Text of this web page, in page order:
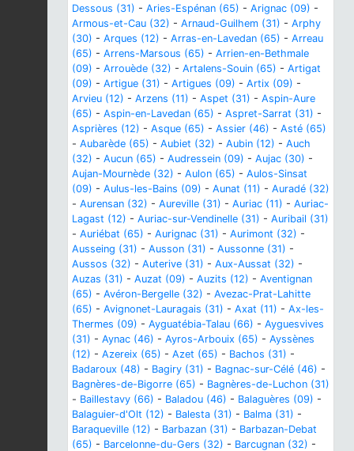
Dessous (31) - Aries-Espénan (65) - Arignac (09) -
Armous-et-Cau (32) - Arnaud-Guilhem (31) - Arphy
(30) - Arques (12) - Arras-en-Lavedan (65) - Arreau
(65) - Arrens-Marsous (65) - Arrien-en-Bethmale
(09) - Arrouède (32) - Artalens-Souin (65) - Artigat
(09) - Artigue (31) - Artigues (09) - Artix (09) -
Arvieu (12) - Arzens (11) - Aspet (31) - Aspin-Aure
(65) - Aspin-en-Lavedan (65) - Aspret-Sarrat (31) -
Asprières (12) - Asque (65) - Assier (46) - Asté (65)
- Aubarède (65) - Aubiet (32) - Aubin (12) - Auch
(32) - Aucun (65) - Audressein (09) - Aujac (30) -
Aujan-Mournède (32) - Aulon (65) - Aulos-Sinsat
(09) - Aulus-les-Bains (09) - Aunat (11) - Auradé (32)
- Aurensan (32) - Aureville (31) - Auriac (11) - Auriac-
Lagast (12) - Auriac-sur-Vendinelle (31) - Auribail (31)
- Auriébat (65) - Aurignac (31) - Aurimont (32) -
Ausseing (31) - Ausson (31) - Aussonne (31) -
Aussos (32) - Auterive (31) - Aux-Aussat (32) -
Auzas (31) - Auzat (09) - Auzits (12) - Aventignan
(65) - Avéron-Bergelle (32) - Avezac-Prat-Lahitte
(65) - Avignonet-Lauragais (31) - Axat (11) - Ax-les-
Thermes (09) - Ayguatébia-Talau (66) - Ayguesvives
(31) - Aynac (46) - Ayros-Arbouix (65) - Ayssènes
(12) - Azereix (65) - Azet (65) - Bachos (31) -
Badaroux (48) - Bagiry (31) - Bagnac-sur-Célé (46) -
Bagnères-de-Bigorre (65) - Bagnères-de-Luchon (31)
- Baillestavy (66) - Baladou (46) - Balaguères (09) -
Balaguier-d'Olt (12) - Balesta (31) - Balma (31) -
Baraqueville (12) - Barbazan (31) - Barbazan-Debat
(65) - Barcelonne-du-Gers (32) - Barcugnan (32) -